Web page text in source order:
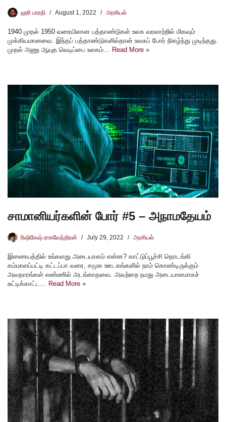
ஹரி பாரதி August 1, 2022 அரசியல்
1940 முதல் 1950 வரையிலான பத்தாண்டுகள் உலக வரலாற்றில் மிகவும்
முக்கியமானவை. இந்தப் பத்தாண்டுகளில்தான் உலகப் போர் நிகழ்ந்து முடிந்தது.
முதல் அணு ஆயுத வெடிப்பை உலகம்…
Read More »
சாமானியர்களின் போர் #5 – அநாமதேயம்
ரிஷிகேஷ் ராகவேந்திரன் July 29, 2022 அரசியல்
இணையத்தில் உங்களது அடையாளம் என்ன? காட்டுப்பூச்சி தொடங்கி
கம்மாளப்பட்டி கட்டப்பா வரை, சமூக ஊடகங்களில் நாம் கொண்டிருக்கும்
அவதாரங்கள் எண்ணில் அடங்காதவை. அவற்றை நமது அடையாளமாகச்
சுட்டிக்காட்ட… Read More »